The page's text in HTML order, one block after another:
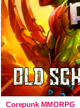
Corepunk MMORPG